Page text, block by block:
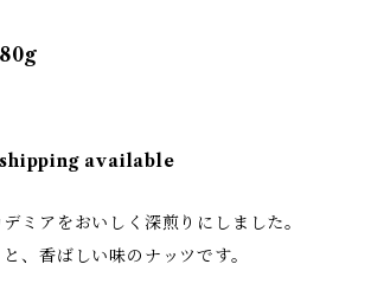
available
ミアをおいしく深煎りにしました。
、香ばしい味のナッツです。